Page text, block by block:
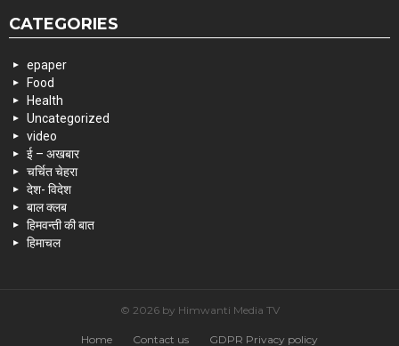
CATEGORIES
epaper
Food
Health
Uncategorized
video
ई – अखबार
चर्चित चेहरा
देश- विदेश
बाल क्लब
हिमवन्ती की बात
हिमाचल
© 2026 by Himwanti Media TV
Home Contact us GDPR Privacy policy